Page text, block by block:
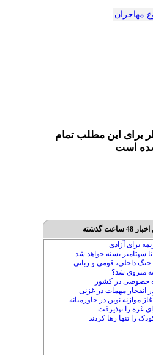
مهاجران
برای این مطلب تمام
است
ساعت گذشته